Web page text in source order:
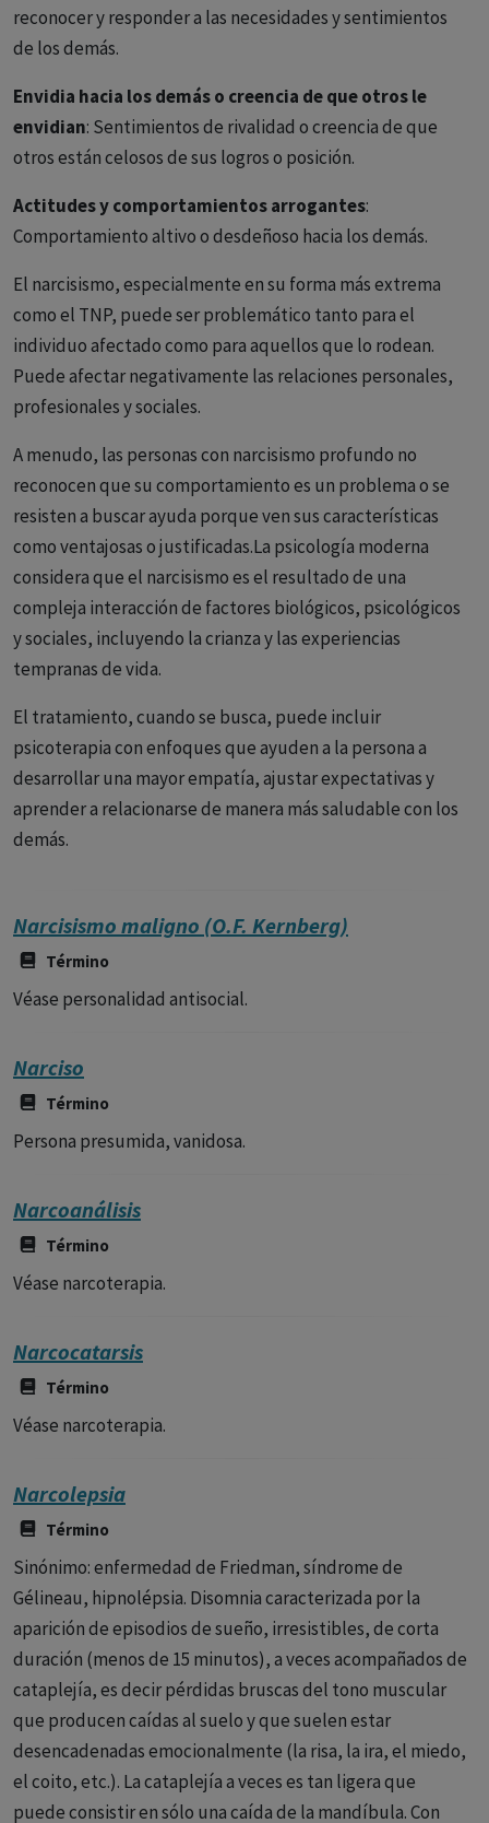
reconocer y responder a las necesidades y sentimientos
de los demás.
Envidia hacia los demás o creencia de que otros le
envidian: Sentimientos de rivalidad o creencia de que
otros están celosos de sus logros o posición.
Actitudes y comportamientos arrogantes:
Comportamiento altivo o desdeñoso hacia los demás.
El narcisismo, especialmente en su forma más extrema
como el TNP, puede ser problemático tanto para el
individuo afectado como para aquellos que lo rodean.
Puede afectar negativamente las relaciones personales,
profesionales y sociales.
A menudo, las personas con narcisismo profundo no
reconocen que su comportamiento es un problema o se
resisten a buscar ayuda porque ven sus características
como ventajosas o justificadas.La psicología moderna
considera que el narcisismo es el resultado de una
compleja interacción de factores biológicos, psicológicos
y sociales, incluyendo la crianza y las experiencias
tempranas de vida.
El tratamiento, cuando se busca, puede incluir
psicoterapia con enfoques que ayuden a la persona a
desarrollar una mayor empatía, ajustar expectativas y
aprender a relacionarse de manera más saludable con los
demás.
Narcisismo maligno (O.F. Kernberg)
Término
Véase personalidad antisocial.
Narciso
Término
Persona presumida, vanidosa.
Narcoanálisis
Término
Véase narcoterapia.
Narcocatarsis
Término
Véase narcoterapia.
Narcolepsia
Término
Sinónimo: enfermedad de Friedman, síndrome de
Gélineau, hipnolépsia. Disomnia caracterizada por la
aparición de episodios de sueño, irresistibles, de corta
duración (menos de 15 minutos), a veces acompañados de
cataplejía, es decir pérdidas bruscas del tono muscular
que producen caídas al suelo y que suelen estar
desencadenadas emocionalmente (la risa, la ira, el miedo,
el coito, etc.). La cataplejía a veces es tan ligera que
puede consistir en sólo una caída de la mandíbula. Con